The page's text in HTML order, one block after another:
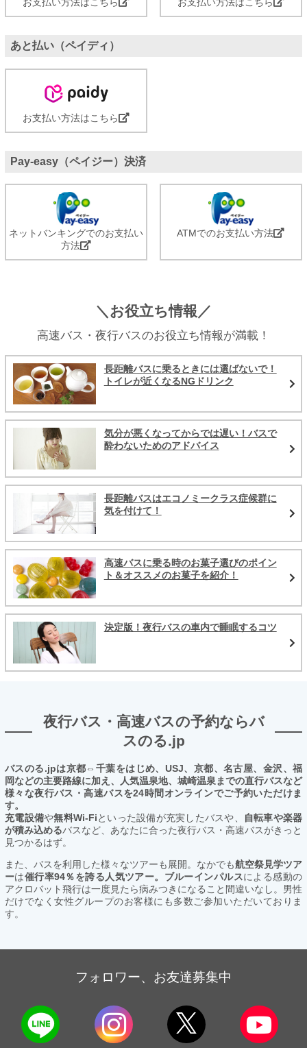
あと払い（ペイディ）
お支払い方法はこちら
Pay-easy（ペイジー）決済
ネットバンキングでのお支払い
方法
ATMでのお支払い方法
＼お役立ち情報／
高速バス・夜行バスのお役立ち情報が満載！
長距離バスに乗るときには選ばないで！
トイレが近くなるNGドリンク
気分が悪くなってからでは遅い！バスで
酔わないためのアドバイス
長距離バスはエコノミークラス症候群に
気を付けて！
高速バスに乗る時のお菓子選びのポイン
ト＆オススメのお菓子を紹介！
決定版！夜行バスの車内で睡眠するコツ
夜行バス・高速バスの予約ならバ
スのる.jp
バスのる.jpは京都⇔千葉をはじめ、USJ、京都、名古屋、金沢、福
岡などの主要路線に加え、人気温泉地、城崎温泉までの直行バスなど
様々な夜行バス・高速バスを24時間オンラインでご予約いただけま
す。
充電設備や無料Wi-Fiといった設備が充実したバスや、
自転車や楽器
が積み込めるバスなど、あなたに合った夜行バス・高速バスがきっと
見つかるはず。
また、バスを利用した様々なツアーも展開。なかでも航空祭見学ツア
ーは催行率94％を誇る人気ツアー。ブルーインパルスによる感動の
アクロバット飛行は一度見たら病みつきになること間違いなし。男性
だけでなく女性グループのお客様にも多数ご参加いただいておりま
す。
フォロワー、お友達募集中